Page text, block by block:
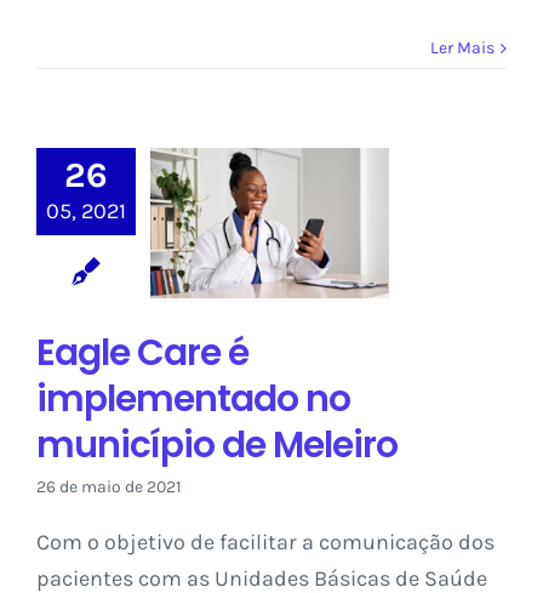
Ler Mais
26
05, 2021
Eagle Care é
implementado
no município de
Meleiro
Eagle Care é
implementado no
município de Meleiro
26 de maio de 2021
Com o objetivo de facilitar a comunicação dos
pacientes com as Unidades Básicas de Saúde